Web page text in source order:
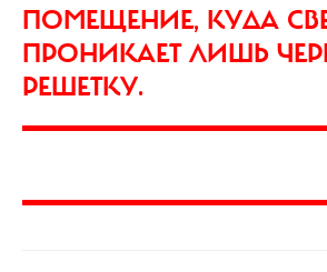
ПОМЕЩЕНИЕ, КУДА
ПРОНИКАЕТ ЛИШЬ
РЕШЕТКУ.